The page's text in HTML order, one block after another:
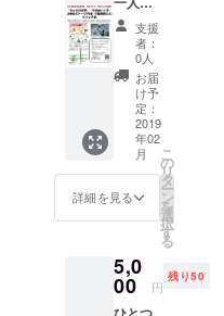
「笑って考
えよう！～
仕事、子育
て、未来の
こと～」講
師 瀬地山
角さん(東京
大学 教授)
(10月)、
●その他
こむカフェ
で、午
前、午
後の両
方の参
加、も
しくは
お二人
で午
前、午
後どち
らかの
参加の
どれか
びいた
だけま
す。
支援
者：
0人
お届
け予
定：
2019
年02
月
詳細を見る
こ
の
リ
タ
ー
ン
を
選
択
す
る
5,0
00 円
残り50